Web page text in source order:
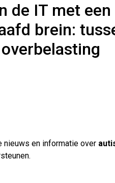
de IT met een
brein:
nieuws en informatie over